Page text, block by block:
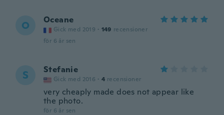
O Oceane
Gick med 2019 · 149 recensioner
för 6 år sen
S Stefanie
Gick med 2016 · 4 recensioner
very cheaply made does not appear like
the photo.
för 6 år sen